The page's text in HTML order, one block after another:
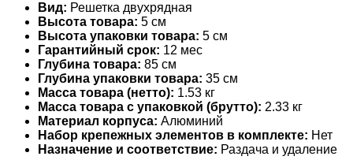
Вид: Решетка двухрядная
Высота товара: 5 см
Высота упаковки товара: 5 см
Гарантийный срок: 12 мес
Глубина товара: 85 см
Глубина упаковки товара: 35 см
Масса товара (нетто): 1.53 кг
Масса товара с упаковкой (брутто): 2.33 кг
Материал корпуса: Алюминий
Набор крепежных элементов в комплекте: Нет
Назначение и соответствие: Раздача и удаление